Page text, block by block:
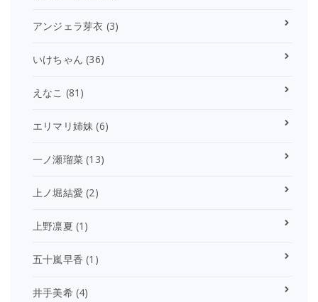
アンジェラ芽衣 (3)
いけちゃん (36)
えなこ (81)
エリマリ姉妹 (6)
一ノ瀬瑠菜 (13)
上ノ堀結愛 (2)
上野凛夏 (1)
五十嵐早香 (1)
井手美希(4)